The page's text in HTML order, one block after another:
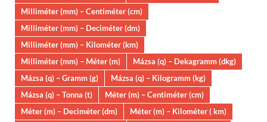
Milliméter (mm) – Centiméter (cm)
Milliméter (mm) – Deciméter (dm)
Milliméter (mm) – Kilométer (km)
Milliméter (mm) – Méter (m)
Mázsa (q) – Dekagramm (dkg)
Mázsa (q) – Gramm (g)
Mázsa (q) – Kilogramm (kg)
Mázsa (q) – Tonna (t)
Méter (m) – Centiméter (cm)
Méter (m) – Deciméter (dm)
Méter (m) – Kilométer ( km)